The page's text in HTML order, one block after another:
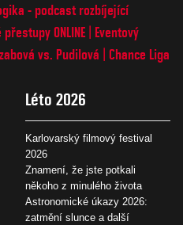
- podcast rozbíjející
ONLINE
Eventový
vs. Pudilová
Chance Liga
Léto 2026
Karlovarský filmový festival
2026
Znamení, že jste potkali
někoho z minulého života
Astronomické úkazy 2026:
zatmění slunce a další